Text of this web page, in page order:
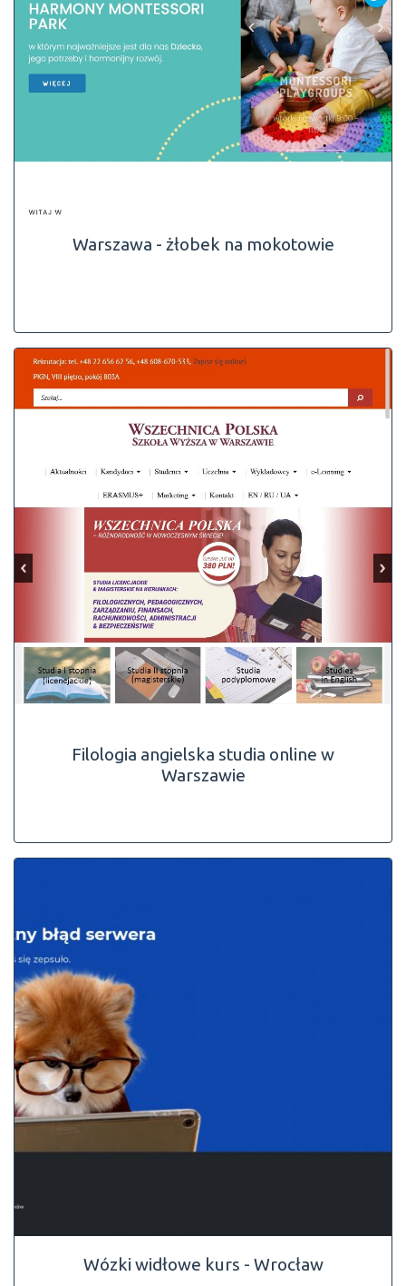
Warszawa - żłobek na mokotowie
Filologia angielska studia online w
Warszawie
Wózki widłowe kurs - Wrocław